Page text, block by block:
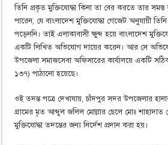
তিনি প্রকৃত মুক্তিযোদ্ধা কিনা তা বের করতে তার
পারেন, যে বাংলাদেশ মুক্তিযোদ্ধা গেজেট অনুযায়ী
পড়েননি। তাই এলাকাবাসী ক্ষুব্দ হয়ে বাংলাদেশ
একটি লিখিত অভিযোগ দায়ের করেন। আর সে
উপজেলা সমাজসেবা অফিসারের কার্যালয়ে একটি
১৩৭) পাঠানো হয়েছে।
ওই তদন্ত পত্রে দেখাযায়, চাঁদপুর সদর উপজেলার
গ্রামের মৃত আব্দুল জলিল মোল্লার ছেলে মোঃ শাহাদাত
মুক্তিযোদ্ধা তদন্তের জন্য নির্দেশ প্রদান করা হয়।